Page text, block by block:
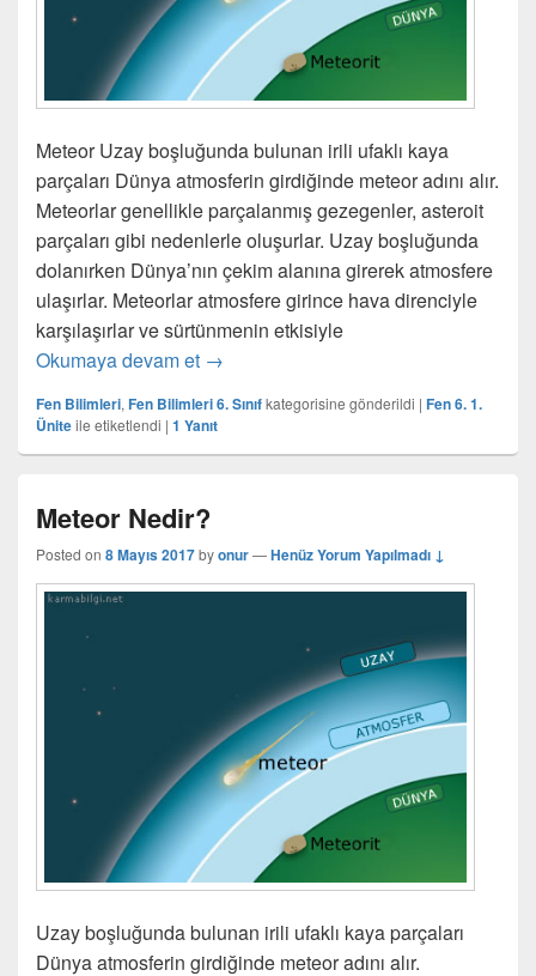
Meteor Uzay boşluğunda bulunan irili ufaklı kaya
parçaları Dünya atmosferin girdiğinde meteor adını alır.
Meteorlar genellikle parçalanmış gezegenler, asteroit
parçaları gibi nedenlerle oluşurlar. Uzay boşluğunda
dolanırken Dünya’nın çekim alanına girerek atmosfere
ulaşırlar. Meteorlar atmosfere girince hava direnciyle
karşılaşırlar ve sürtünmenin etkisiyle
Okumaya devam et Meteorlar – Gök Taşları – Asteroitler
→
Fen Bilimleri, Fen Bilimleri 6. Sınıfkategorisine gönderildi | Fen 6. 1.
Üniteile etiketlendi | 1 Yanıt
Meteor Nedir?
Posted on 8 Mayıs 2017byonur—Henüz Yorum Yapılmadı ↓
Uzay boşluğunda bulunan irili ufaklı kaya parçaları
Dünya atmosferin girdiğinde meteor adını alır.